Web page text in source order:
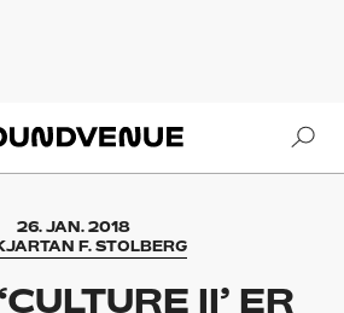
Soundvenue
26. JAN. 2018
F. STOLBERG
II’ ER